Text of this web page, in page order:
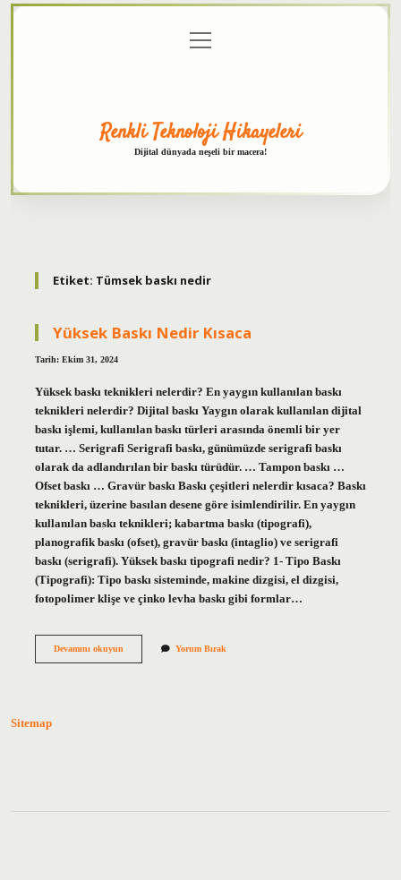
menüyü
aç
Renkli Teknoloji Hikayeleri
Dijital dünyada neşeli bir macera!
Etiket: Tümsek baskı nedir
Yüksek Baskı Nedir Kısaca
Tarih: Ekim 31, 2024
Yüksek baskı teknikleri nelerdir? En yaygın kullanılan baskı
teknikleri nelerdir? Dijital baskı Yaygın olarak kullanılan dijital
baskı işlemi, kullanılan baskı türleri arasında önemli bir yer
tutar. … Serigrafi Serigrafi baskı, günümüzde serigrafi baskı
olarak da adlandırılan bir baskı türüdür. … Tampon baskı …
Ofset baskı … Gravür baskı Baskı çeşitleri nelerdir kısaca? Baskı
teknikleri, üzerine basılan desene göre isimlendirilir. En yaygın
kullanılan baskı teknikleri; kabartma baskı (tipografi),
planografik baskı (ofset), gravür baskı (intaglio) ve serigrafi
baskı (serigrafi). Yüksek baskı tipografi nedir? 1- Tipo Baskı
(Tipografi): Tipo baskı sisteminde, makine dizgisi, el dizgisi,
fotopolimer klişe ve çinko levha baskı gibi formlar…
Devamını okuyunYüksek
Yorum Bırak
Sitemap